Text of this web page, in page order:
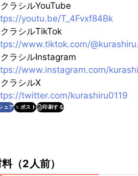
クラシルYouTube
youtu.be/T_4Fvxf84Bk
クラシルTikTok
www.tiktok.com/
クラシルInstagram
www.instagram.com/
クラシルX
twitter.com/kurashiru0119
ェア ポスト 印刷する
（2人前）